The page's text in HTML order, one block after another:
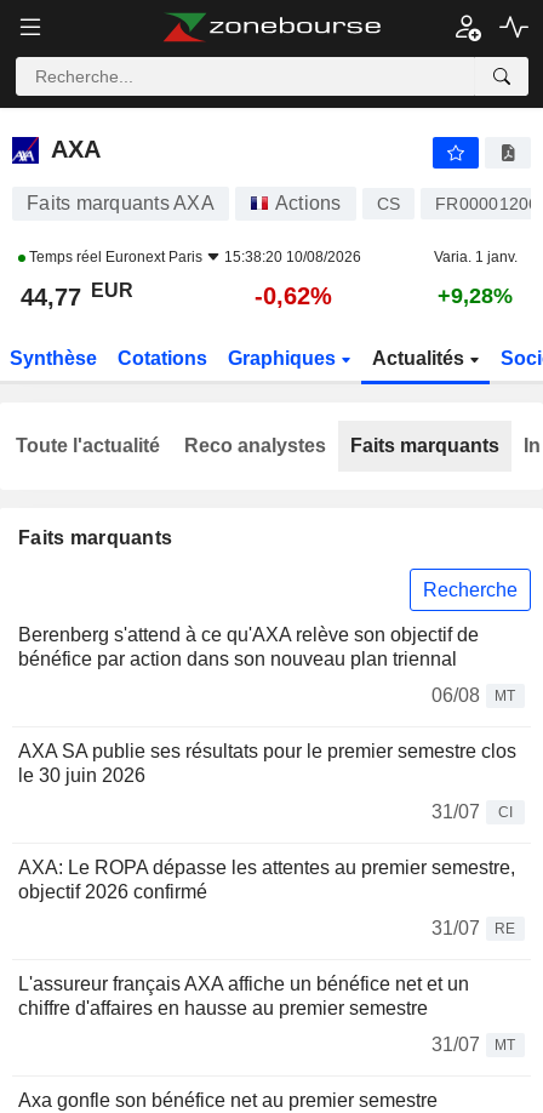
AXA
AXA
Faits marquants AXA Actions CS
Temps réel Euronext Paris 15:38:20 10/08/2026 Varia. 1 janv.
44,77 EUR -0,62% +9,28%
Synthèse Cotations Graphiques Actualités
Faits marquants
Recherche
Berenberg s'attend à ce qu'AXA relève son objectif de
bénéfice par action dans son nouveau plan triennal
06/08
MT
AXA SA publie ses résultats pour le premier semestre clos
le 30 juin 2026
31/07
CI
AXA: Le ROPA dépasse les attentes au premier semestre,
objectif 2026 confirmé
31/07
RE
L'assureur français AXA affiche un bénéfice net et un
chiffre d'affaires en hausse au premier semestre
31/07
MT
Axa gonfle son bénéfice net au premier semestre
Toute l'actualité Reco analystes Faits marquants